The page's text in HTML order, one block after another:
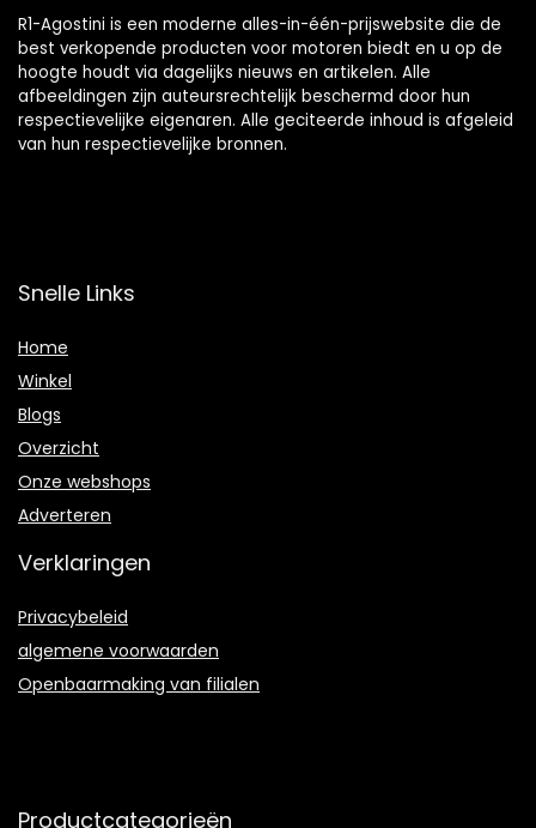
R1-Agostini is een moderne alles-in-één-prijswebsite die de
best verkopende producten voor motoren biedt en u op de
hoogte houdt via dagelijks nieuws en artikelen. Alle
afbeeldingen zijn auteursrechtelijk beschermd door hun
respectievelijke eigenaren. Alle geciteerde inhoud is afgeleid
van hun respectievelijke bronnen.
Snelle Links
Home
Winkel
Blogs
Overzicht
Onze webshops
Adverteren
Verklaringen
Privacybeleid
algemene voorwaarden
Openbaarmaking van filialen
Productcategorieën